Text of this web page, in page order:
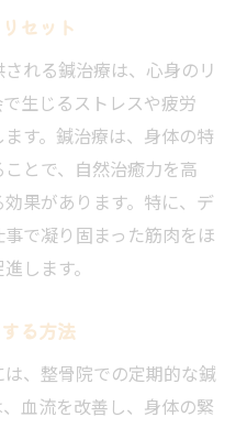
セット
れる鍼治療は、心身のリ
生じるストレスや疲労
す。鍼治療は、身体の特
とで、自然治癒力を高
果があります。特に、デ
で凝り固まった筋肉をほ
します。
る方法
、整骨院での定期的な鍼
血流を改善し、身体の緊